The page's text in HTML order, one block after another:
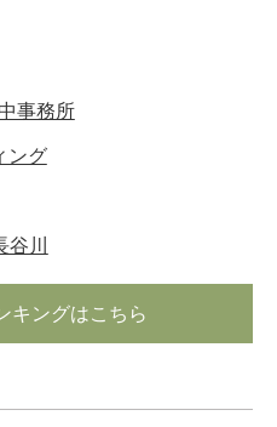
事務所
ング
川
キングはこちら